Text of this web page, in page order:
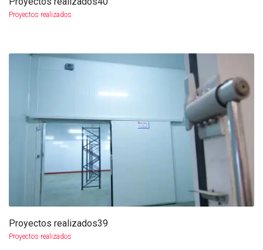
más info
Proyectos realizados
más info
Proyectos realizados39
Proyectos realizados